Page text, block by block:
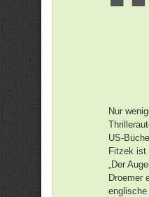
Nur
US-
Fitzek ist
„Der
Droemer